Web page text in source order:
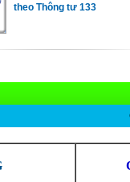
theo Thông tư 133